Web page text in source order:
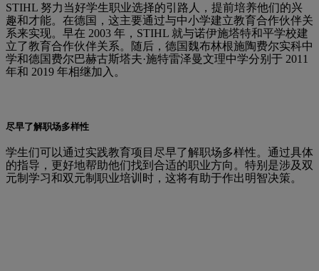
STIHL 努力当好学生职业选择的引路人，提前培养他们的兴
趣和才能。在德国，这主要通过与中小学建立教育合作伙伴关
系来实现。早在 2003 年，STIHL 就与诺伊施塔特和平学校建
立了教育合作伙伴关系。随后，德国魏布林根施陶费尔实科中
学和德国费尔巴赫古斯塔夫·施特雷泽曼文理中学分别于 2011
年和 2019 年相继加入。
尽早了解职场多样性
学生们可以通过实践教育项目尽早了解职场多样性。通过具体
的指导，更好地帮助他们找到合适的职业方向。特别是涉及双
元制学习和双元制职业培训时，这将有助于作出明智决策。